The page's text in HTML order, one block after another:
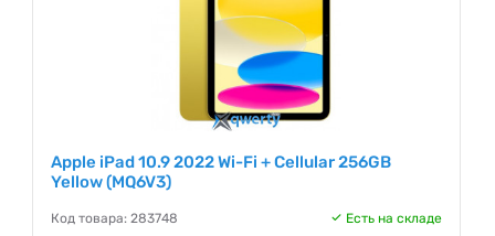
Apple iPad 10.9 2022 Wi-Fi + Cellular 256GB
Yellow (MQ6V3)
Код товара: 283748 Есть на складе